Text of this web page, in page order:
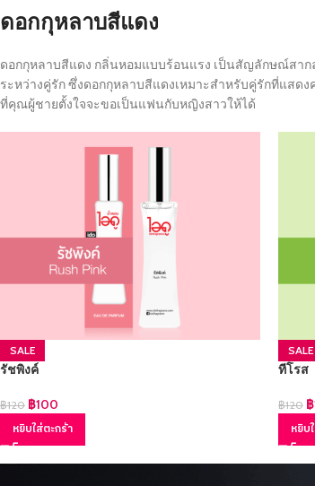
ดอกกุหลาบสีแดง
ดอกกุหลาบสีแดง กลิ่นหอมแบบร้อนแรง เป็นสัญลักษณ์สา
ระหว่างคู่รัก ซึ่งดอกกุหลาบสีแดงเหมาะสำหรับคู่รักที่แสด
ที่คุณผู้ชายตั้งใจจะขอเป็นแฟนกับหญิงสาวให้ได้
SALE
รัชพิงค์
฿120 ฿100
หยิบใส่ตะกร้า
SALE
ทีโรส
฿120 ฿
หยิบ